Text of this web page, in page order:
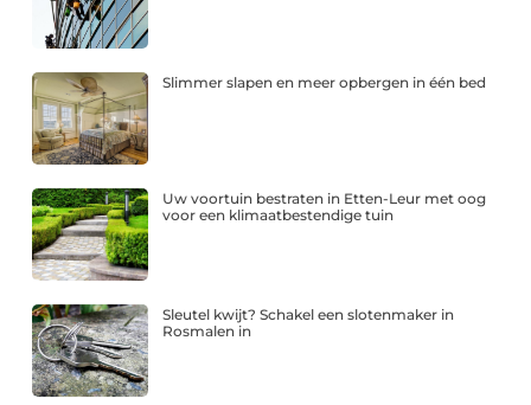
Slimmer slapen en meer opbergen in één bed
Uw voortuin bestraten in Etten-Leur met oog
voor een klimaatbestendige tuin
Sleutel kwijt? Schakel een slotenmaker in
Rosmalen in